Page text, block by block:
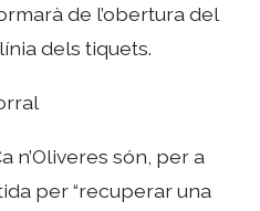
de l’obertura del
dels tiquets.
n’Oliveres són, per a
per “recuperar una